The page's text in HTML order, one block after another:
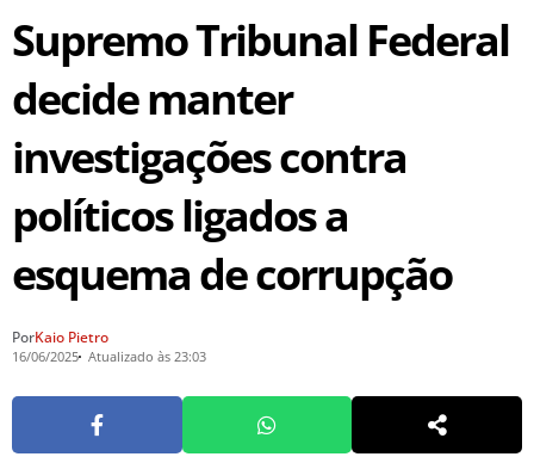
Supremo Tribunal Federal
decide manter
investigações contra
políticos ligados a
esquema de corrupção
PorKaio Pietro
16/06/2025 Atualizado às 23:03